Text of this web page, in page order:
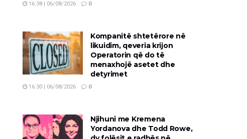
16:38 | 06/08/2026 0
Kompanitë shtetërore në
likuidim, qeveria krijon
Operatorin që do të
menaxhojë asetet dhe
detyrimet
16:30 | 06/08/2026 0
Njihuni me Kremena
Yordanova dhe Todd Rowe,